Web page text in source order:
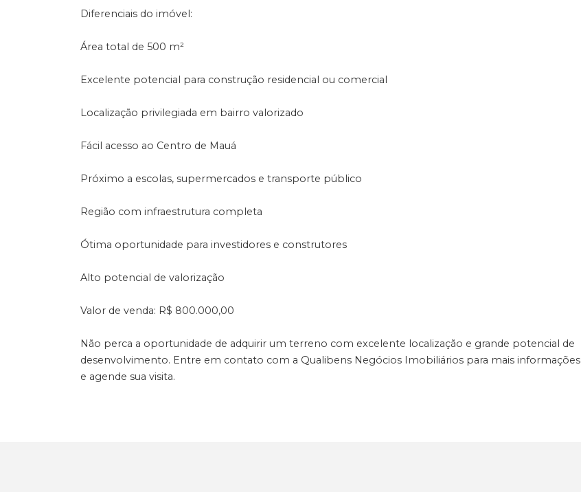
Diferenciais do imóvel:
Área total de 500 m²
Excelente potencial para construção residencial ou comercial
Localização privilegiada em bairro valorizado
Fácil acesso ao Centro de Mauá
Próximo a escolas, supermercados e transporte público
Região com infraestrutura completa
Ótima oportunidade para investidores e construtores
Alto potencial de valorização
Valor de venda: R$ 800.000,00
Não perca a oportunidade de adquirir um terreno com excelente localização e grande potencial de
desenvolvimento. Entre em contato com a Qualibens Negócios Imobiliários para mais informações
e agende sua visita.